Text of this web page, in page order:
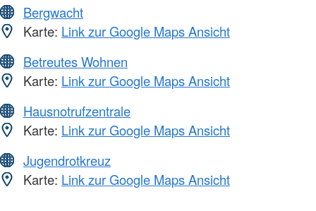
Bergwacht
Karte: Link zur Google Maps Ansicht
Betreutes Wohnen
Karte: Link zur Google Maps Ansicht
Hausnotrufzentrale
Karte: Link zur Google Maps Ansicht
Jugendrotkreuz
Karte: Link zur Google Maps Ansicht